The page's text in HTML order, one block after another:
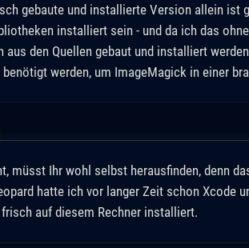
gebaute und installierte Version allein ist
installiert sein - und da ich das
aus den Quellen gebaut und installiert
werden, um ImageMagick in einer
müsst Ihr wohl selbst herausfinden, denn
hatte ich vor langer Zeit schon Xcode
auf diesem Rechner installiert.